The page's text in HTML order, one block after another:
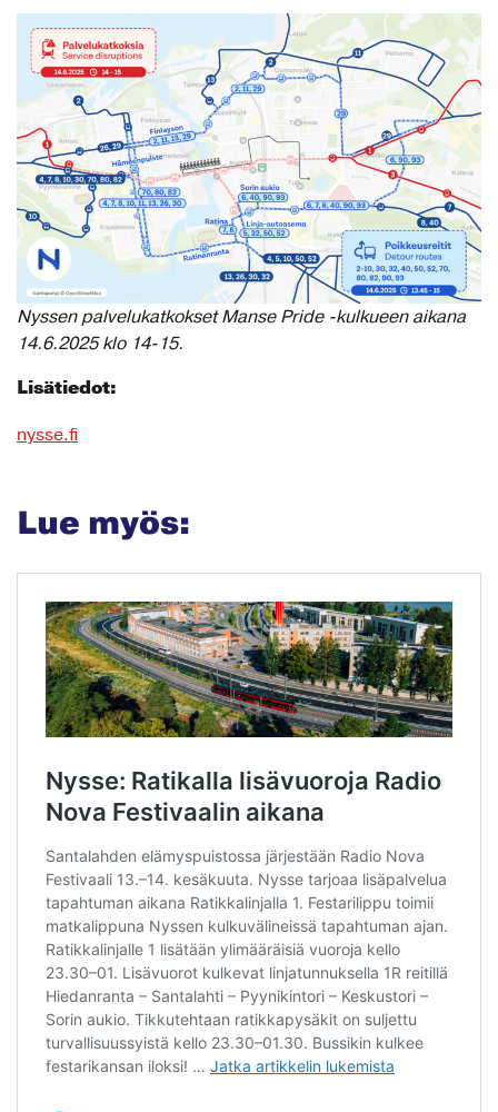
Nyssen palvelukatkokset Manse Pride -kulkueen aikana
14.6.2025 klo 14-15.
Lisätiedot:
nysse.fi
Lue myös: